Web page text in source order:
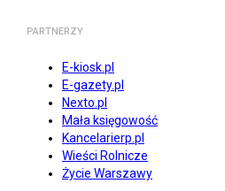
PARTNERZY
E-kiosk.pl
E-gazety.pl
Nexto.pl
Mała księgowość
Kancelarierp.pl
Wieści Rolnicze
Życie Warszawy